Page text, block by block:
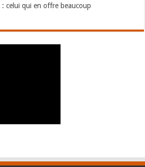
celui qui en offre beaucoup